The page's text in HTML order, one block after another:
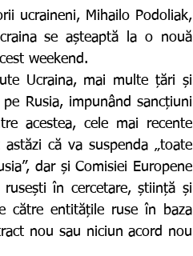
se așteaptă la o nouă
weekend.
Rusia, impunând sancțiuni
acestea, cele mai recente
că va suspenda „toate
dar și Comisiei Europene
în cercetare, știință și
către entitățile ruse în baza
nou sau niciun acord nou